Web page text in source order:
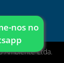
Ambiente Ltda.
nos no